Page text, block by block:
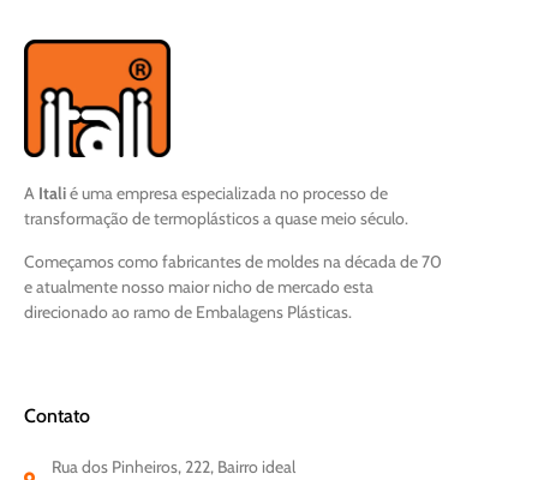
A Italié uma empresa especializada no processo de
transformação de termoplásticos a quase meio século.
Começamos como fabricantes de moldes na década de 70
e atualmente nosso maior nicho de mercado esta
direcionado ao ramo de Embalagens Plásticas.
Contato
Rua dos Pinheiros, 222, Bairro ideal